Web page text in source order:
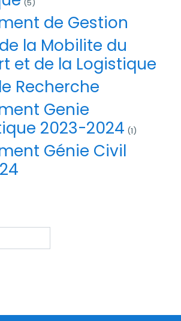
(5)
de Gestion
la Mobilite du
et de la Logistique
Recherche
Genie
2023-2024 (1)
Génie Civil